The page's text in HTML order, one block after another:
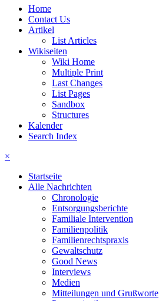
Home
Contact Us
Artikel
List Articles
Wikiseiten
Wiki Home
Multiple Print
Last Changes
List Pages
Sandbox
Structures
Kalender
Search Index
×
Startseite
Alle Nachrichten
Chronologie
Entsorgungsberichte
Familiale Intervention
Familienpolitik
Familienrechtspraxis
Gewaltschutz
Good News
Interviews
Medien
Mitteilungen und Grußworte